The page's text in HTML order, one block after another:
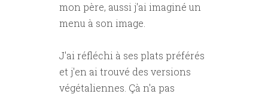
mon père, aussi j'ai imaginé un
menu à son image.
J'ai réfléchi à ses plats préférés
et j'en ai trouvé des versions
végétaliennes. Çà n'a pas